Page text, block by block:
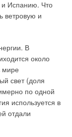
и Испанию. Что
ветровую и
В
около
мире
свет (доля
по одной
используется в
отдали
с
ответвляющей
и выпусках) и
тяжести от
стоки
стоякам в
также